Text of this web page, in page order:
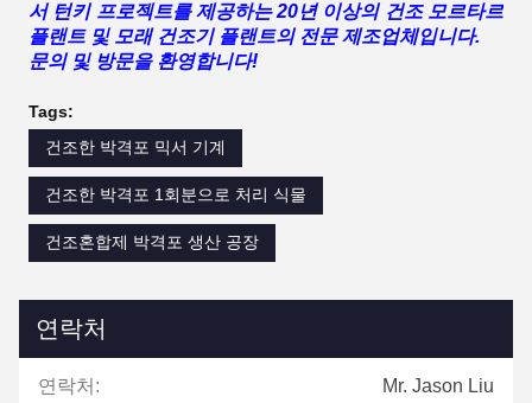
서 턴키 프로젝트를 제공하는 20년 이상의 건조 모르타르
플랜트 및 모래 건조기 플랜트의 전문 제조업체입니다.
문의 및 방문을 환영합니다!
Tags:
건조한 박격포 믹서 기계
건조한 박격포 1회분으로 처리 식물
건조혼합제 박격포 생산 공장
연락처
연락처: Mr. Jason Liu